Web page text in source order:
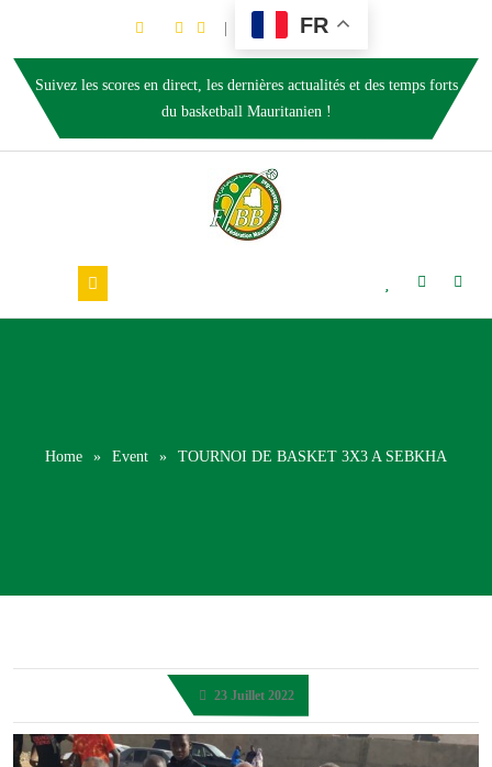
FR
Suivez les scores en direct, les dernières actualités et des temps forts
du basketball Mauritanien !
Home » Event » TOURNOI DE BASKET 3X3 A SEBKHA
23 Juillet 2022